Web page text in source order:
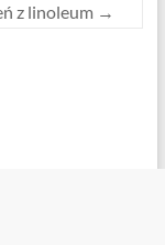
z linoleum →